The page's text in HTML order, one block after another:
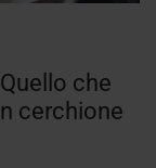
che
cerchione